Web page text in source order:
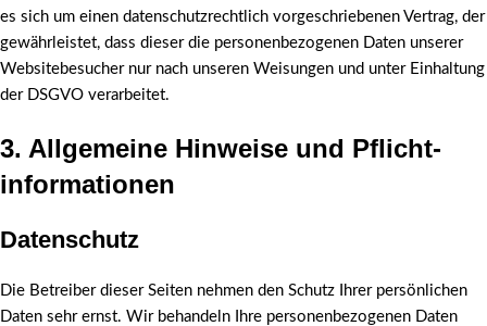
es sich um einen datenschutzrechtlich vorgeschriebenen Vertrag, der
gewährleistet, dass dieser die personenbezogenen Daten unserer
Websitebesucher nur nach unseren Weisungen und unter Einhaltung
der DSGVO verarbeitet.
3. Allgemeine Hinweise und Pflicht­
informationen
Datenschutz
Die Betreiber dieser Seiten nehmen den Schutz Ihrer persönlichen
Daten sehr ernst. Wir behandeln Ihre personenbezogenen Daten